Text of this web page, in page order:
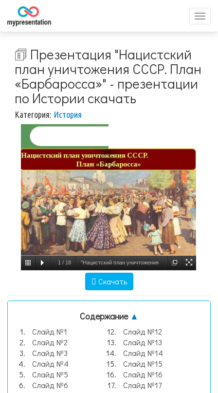
меню
🗊 Презентация "Нацистский
план уничтожения СССР. План
«Барбаросса»" - презентации
по Истории скачать
Категория: История
1 / 18 "Нацистский план уничтожения
по Истории скачать, слайд №1
Скачать
Содержание ▲
Слайд №1
Слайд №2
Слайд №3
Слайд №4
Слайд №5
Слайд №6
Слайд №12
Слайд №13
Слайд №14
Слайд №15
Слайд №16
Слайд №17